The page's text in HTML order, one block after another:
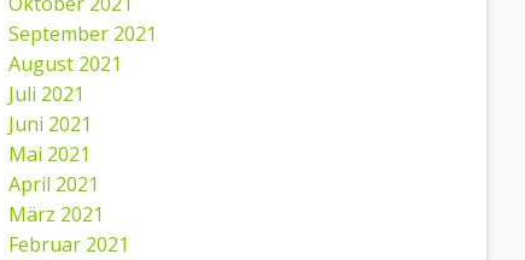
September 2021
August 2021
Juli 2021
Juni 2021
Mai 2021
April 2021
März 2021
Februar 2021